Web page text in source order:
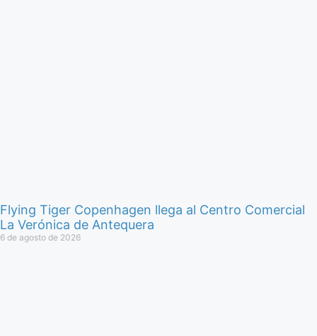
Flying Tiger Copenhagen llega al Centro Comercial
La Verónica de Antequera
6 de agosto de 2026